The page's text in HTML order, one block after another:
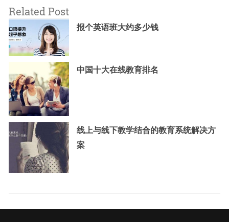
Related Post
报个英语班大约多少钱
中国十大在线教育排名
线上与线下教学结合的教育系统解决方
案